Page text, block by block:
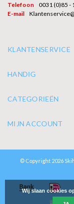
Telefoon
0031 (0)85 -
E-mail
KLANTENSERVICE
HANDIG
CATEGORIEËN
MIJN ACCOUNT
© Copyright 2026
Wij slaan cookies